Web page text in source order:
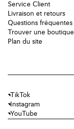
Service Client
Livraison et retours
Questions fréquentes
Trouver une boutique
Plan du site
TikTok
Instagram
YouTube